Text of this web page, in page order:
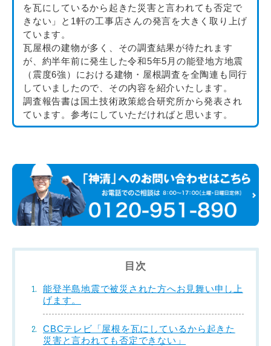
を瓦にしているから起きた災害と言われても否定で
きない」と1軒の工事店さんの発言を大きく取り上げ
ています。
瓦屋根の建物が多く、その調査結果が待たれます
が、約半年前に発生した令和5年5月の能登地方地震
（震度6強）における建物・屋根調査を全陶連も同行
していましたので、その内容を紹介いたします。
調査報告書は国土技術政策総合研究所から発表され
ています。参考にしていただければと思います。
目次
能登半島地震で被災された方へお見舞い申し上
げます。
CBCテレビ「屋根を瓦にしているから起きた
災害と言われても否定できない」